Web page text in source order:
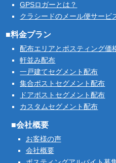
GPSロガーとは？
クラシードのメール便サービ
■料金プラン
配布エリアとポスティング価
軒並み配布
一戸建てセグメント配布
集合ポストセグメント配布
ドアポストセグメント配布
カスタムセグメント配布
■会社概要
お客様の声
会社概要